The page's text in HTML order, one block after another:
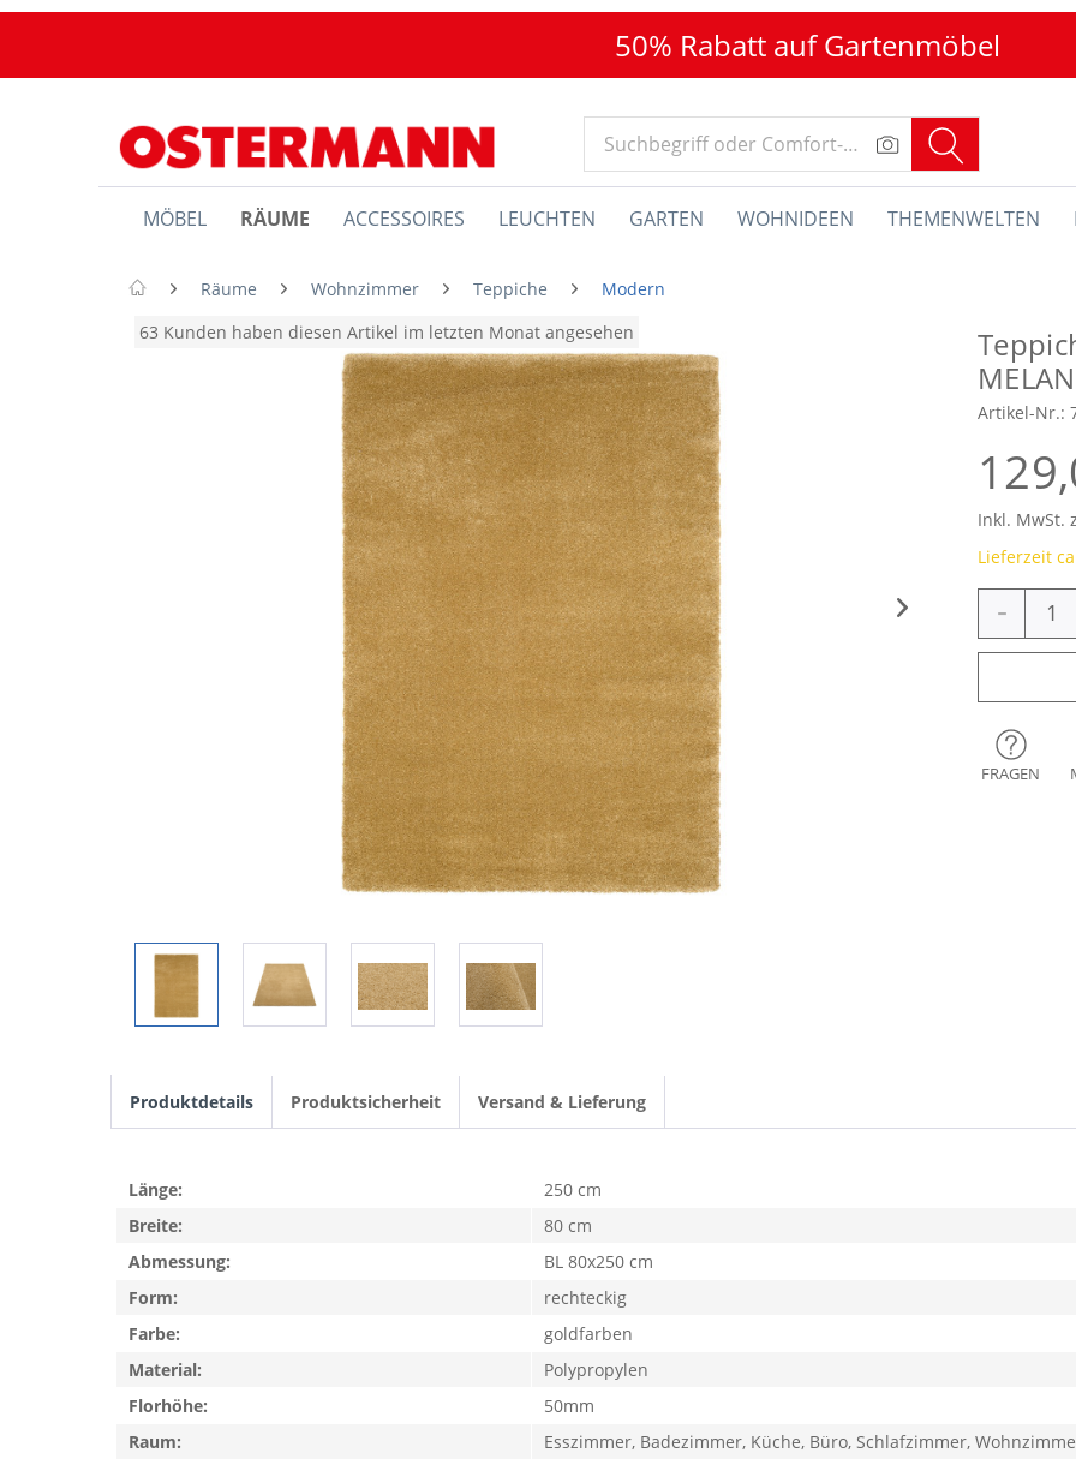
50% Rabatt auf Gartenmöbel
MÖBEL RÄUME ACCESSOIRES LEUCHTEN GARTEN WOHNIDEEN THEMENWELTEN
Räume Wohnzimmer Teppiche
Modern
63 Kunden haben diesen Artikel im letzten Monat angesehen
Artikel-Nr.:
Inkl. MwSt.
Lieferzeit
-
FRAGEN
Produktdetails Produktsicherheit Versand & Lieferung
Länge:
250 cm
Breite:
80 cm
Abmessung:
BL 80x250 cm
Form:
rechteckig
Farbe:
goldfarben
Material:
Polypropylen
Florhöhe:
50mm
Raum:
Esszimmer, Badezimmer, Küche, Büro, Schlafzimmer,